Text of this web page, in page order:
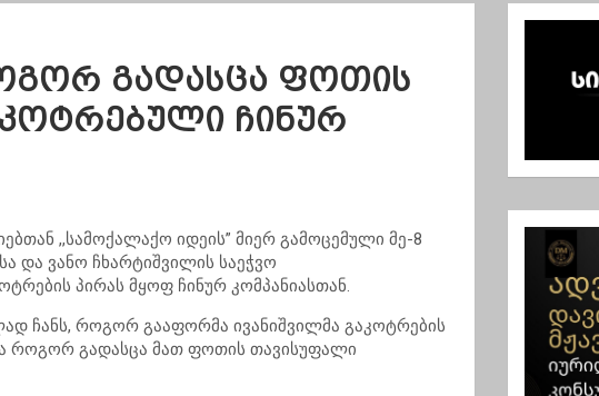
გადასცა ფოთის
ჩინურ
,,სამოქალაქო იდეის” მიერ გამოცემული მე-8
და ვანო ჩხარტიშვილის საეჭვო
პირას მყოფ ჩინურ კომპანიასთან.
ჩანს, როგორ გააფორმა ივანიშვილმა გაკოტრების
როგორ გადასცა მათ ფოთის თავისუფალი